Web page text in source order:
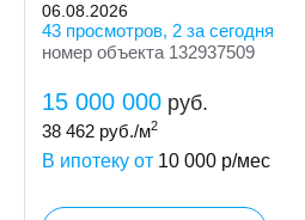
06.08.2026
43 просмотров, 2 за сегодня
номер объекта 132937509
15 000 000 руб.
38 462 руб./м2
В ипотеку от 10 000 р/мес